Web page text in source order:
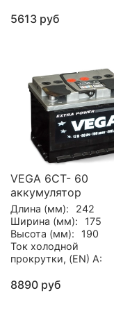
5613 руб
VEGA 6СТ- 60
аккумулятор
Длина (мм):
242
Ширина (мм):
175
Высота (мм):
190
Ток холодной
прокрутки, (EN) А:
8890 руб